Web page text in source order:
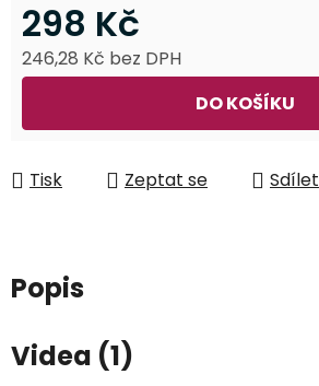
298 Kč
246,28 Kč bez DPH
DO KOŠÍKU
Tisk Zeptat se Sdílet
Popis
Videa (1)